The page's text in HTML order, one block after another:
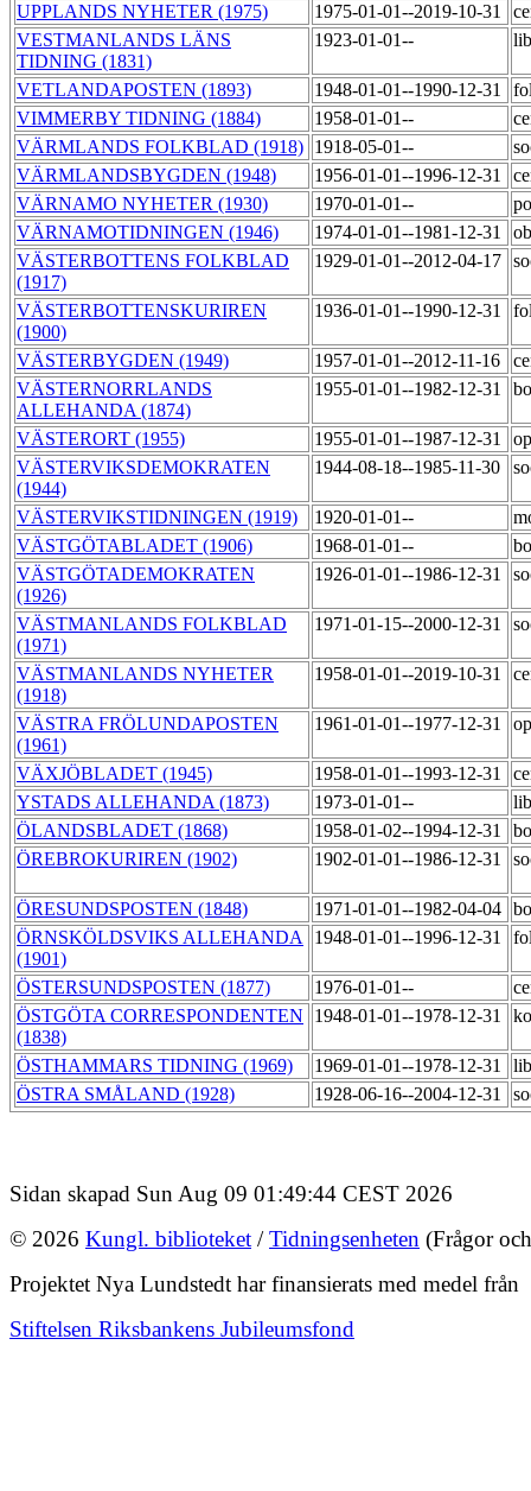
UPPLANDS NYHETER (1975)
1975-01-01--2019-10-31
VESTMANLANDS LÄNS
TIDNING (1831)
1923-01-01--
VETLANDAPOSTEN (1893) 1948-01-01--1990-12-31
VIMMERBY TIDNING (1884)
1958-01-01--
VÄRMLANDS FOLKBLAD (1918) 1918-05-01--
VÄRMLANDSBYGDEN (1948)
1956-01-01--1996-12-31
VÄRNAMO NYHETER (1930)
1970-01-01--
VÄRNAMOTIDNINGEN (1946)
1974-01-01--1981-12-31
VÄSTERBOTTENS FOLKBLAD
(1917)
1929-01-01--2012-04-17
VÄSTERBOTTENSKURIREN
(1900)
1936-01-01--1990-12-31
VÄSTERBYGDEN (1949) 1957-01-01--2012-11-16
VÄSTERNORRLANDS
ALLEHANDA (1874)
1955-01-01--1982-12-31
VÄSTERORT (1955) 1955-01-01--1987-12-31
VÄSTERVIKSDEMOKRATEN
(1944)
1944-08-18--1985-11-30
VÄSTERVIKSTIDNINGEN (1919) 1920-01-01--
VÄSTGÖTABLADET (1906)
1968-01-01--
VÄSTGÖTADEMOKRATEN
(1926)
1926-01-01--1986-12-31
VÄSTMANLANDS FOLKBLAD
(1971)
1971-01-15--2000-12-31
VÄSTMANLANDS NYHETER
(1918)
1958-01-01--2019-10-31
VÄSTRA FRÖLUNDAPOSTEN
(1961)
1961-01-01--1977-12-31
VÄXJÖBLADET (1945) 1958-01-01--1993-12-31
YSTADS ALLEHANDA (1873)
1973-01-01--
ÖLANDSBLADET (1868)
1958-01-02--1994-12-31
ÖREBROKURIREN (1902)
1902-01-01--1986-12-31
ÖRESUNDSPOSTEN (1848) 1971-01-01--1982-04-04
ÖRNSKÖLDSVIKS ALLEHANDA
(1901)
1948-01-01--1996-12-31
ÖSTERSUNDSPOSTEN (1877) 1976-01-01--
ÖSTGÖTA CORRESPONDENTEN
(1838)
1948-01-01--1978-12-31
ÖSTHAMMARS TIDNING (1969) 1969-01-01--1978-12-31
ÖSTRA SMÅLAND (1928)
1928-06-16--2004-12-31
Sidan skapad Sun Aug 09 01:49:44 CEST 2026
© 2026 Kungl. biblioteket /Tidningsenheten (Frågor
Projektet Nya Lundstedt har finansierats med medel från
Stiftelsen Riksbankens Jubileumsfond